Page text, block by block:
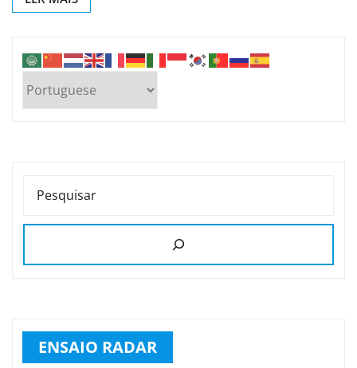
PESQUISAR
ENSAIO RADAR